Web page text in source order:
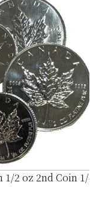
2 oz 2nd Coin 1/4